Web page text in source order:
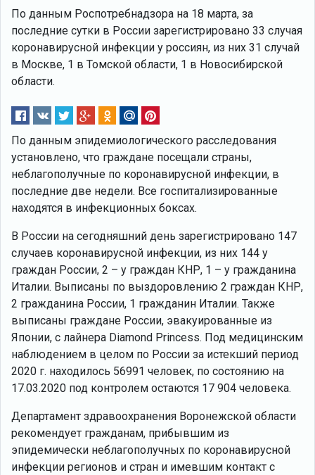
По данным Роспотребнадзора на 18 марта, за
последние сутки в России зарегистрировано 33 случая
коронавирусной инфекции у россиян, из них 31 случай
в Москве, 1 в Томской области, 1 в Новосибирской
области.
По данным эпидемиологического расследования
установлено, что граждане посещали страны,
неблагополучные по коронавирусной инфекции, в
последние две недели. Все госпитализированные
находятся в инфекционных боксах.
В России на сегодняшний день зарегистрировано 147
случаев коронавирусной инфекции, из них 144 у
граждан России, 2 – у граждан КНР, 1 – у гражданина
Италии. Выписаны по выздоровлению 2 граждан КНР,
2 гражданина России, 1 гражданин Италии. Также
выписаны граждане России, эвакуированные из
Японии, с лайнера Diamond Princess. Под медицинским
наблюдением в целом по России за истекший период
2020 г. находилось 56991 человек, по состоянию на
17.03.2020 под контролем остаются 17 904 человека.
Департамент здравоохранения Воронежской области
рекомендует гражданам, прибывшим из
эпидемически неблагополучных по коронавирусной
инфекции регионов и стран и имевшим контакт с